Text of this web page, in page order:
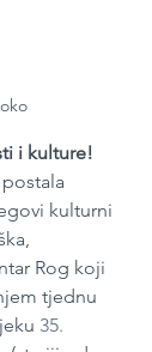
i kulture!
kulturni
Rog koji
tjednu
35.